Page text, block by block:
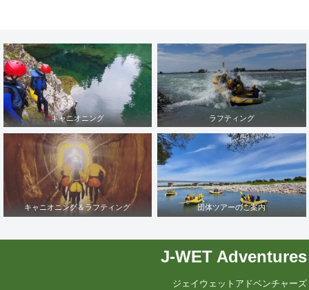
キャニオニング ラフティング
キャニオニング＆ラフティング 団体ツアーのご案内
J-WET Adventures
ジェイウェットアドベンチャーズ